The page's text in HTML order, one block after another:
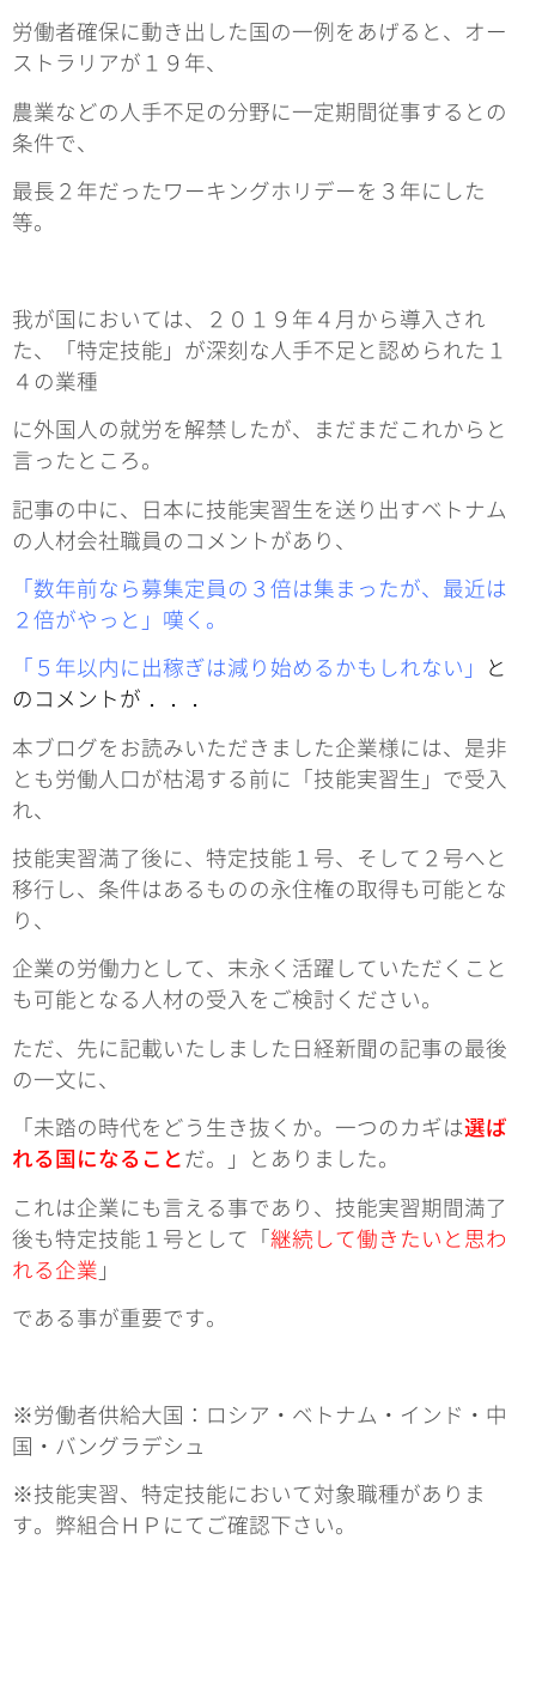
労働者確保に動き出した国の一例をあげると、オー
ストラリアが１９年、
農業などの人手不足の分野に一定期間従事するとの
条件で、
最長２年だったワーキングホリデーを３年にした
等。
我が国においては、２０１９年４月から導入され
た、「特定技能」が深刻な人手不足と認められた１
４の業種
に外国人の就労を解禁したが、まだまだこれからと
言ったところ。
記事の中に、日本に技能実習生を送り出すベトナム
の人材会社職員のコメントがあり、
「数年前なら募集定員の３倍は集まったが、最近は
２倍がやっと」嘆く。
「５年以内に出稼ぎは減り始めるかもしれない」 と
のコメントが．．．
本ブログをお読みいただきました企業様には、是非
とも労働人口が枯渇する前に「技能実習生」で受入
れ、
技能実習満了後に、特定技能１号、そして２号へと
移行し、条件はあるものの永住権の取得も可能とな
り、
企業の労働力として、末永く活躍していただくこと
も可能となる人材の受入をご検討ください。
ただ、先に記載いたしました日経新聞の記事の最後
の一文に、
「未踏の時代をどう生き抜くか。一つのカギは選ば
れる国になることだ。」とありました。
これは企業にも言える事であり、技能実習期間満了
後も特定技能１号として「継続して働きたいと思わ
れる企業 」
である事が重要です。
※労働者供給大国：ロシア・ベトナム・インド・中
国・バングラデシュ
※技能実習、特定技能において対象職種がありま
す。弊組合ＨＰにてご確認下さい。